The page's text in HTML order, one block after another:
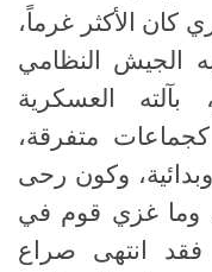
كان الأكثر غرماً،
الجيش النظامي
بآلته العسكرية
كجماعات متفرقة،
وكون رحى
وما غزي قوم في
فقد انتهى صراع